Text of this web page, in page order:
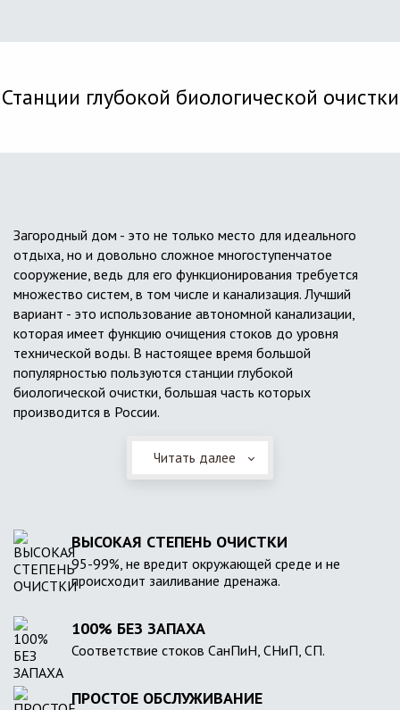
Станции глубокой биологической очистки
Загородный дом - это не только место для идеального
отдыха, но и довольно сложное многоступенчатое
сооружение, ведь для его функционирования требуется
множество систем, в том числе и канализация. Лучший
вариант - это использование автономной канализации,
которая имеет функцию очищения стоков до уровня
технической воды. В настоящее время большой
популярностью пользуются станции глубокой
биологической очистки, большая часть которых
производится в России.
Читать далее
ВЫСОКАЯ СТЕПЕНЬ ОЧИСТКИ
95-99%, не вредит окружающей среде и не
происходит заиливание дренажа.
100% БЕЗ ЗАПАХА
Соответствие стоков СанПиН, СНиП, СП.
ПРОСТОЕ ОБСЛУЖИВАНИЕ